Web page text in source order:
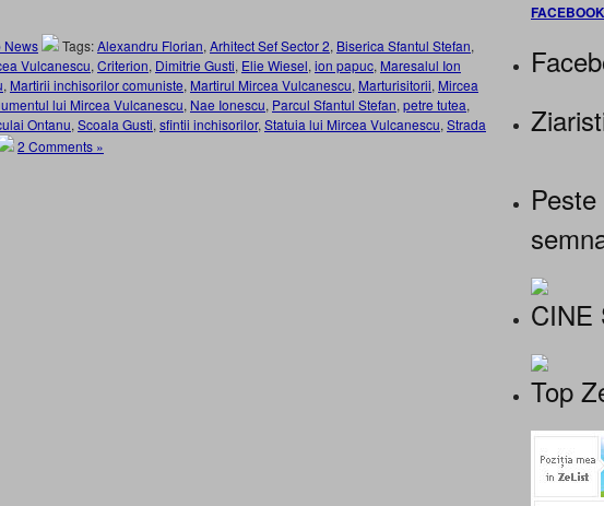
News Tags:Alexandru Florian, Arhitect Sef Sector 2, Biserica Sfantul Stefan,
Vulcanescu, Criterion, Dimitrie Gusti, Elie Wiesel, ion papuc, Maresalul Ion
, Martirii inchisorilor comuniste, Martirul Mircea Vulcanescu, Marturisitorii, Mircea
lui Mircea Vulcanescu, Nae Ionescu, Parcul Sfantul Stefan, petre tutea,
Ontanu, Scoala Gusti, sfintii inchisorilor, Statuia lui Mircea Vulcanescu, Strada
2 Comments »
FACEBOOK
CINE
Top